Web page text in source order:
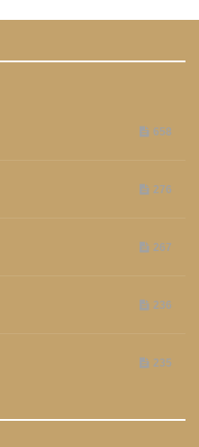
658
276
267
236
235